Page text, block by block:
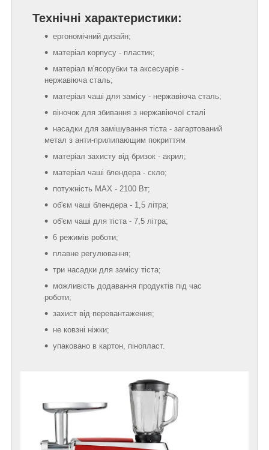
Технічні характеристики:
ергономічний дизайн;
матеріал корпусу - пластик;
матеріал м'ясорубки та аксесуарів -
нержавіюча сталь;
матеріал чаші для замісу - нержавіюча сталь;
віночок для збивання з нержавіючої сталі
насадки для замішування тіста - загартований
метал з анти-прилипающим покриттям
матеріал захисту від бризок - акрил;
матеріал чаші блендера - скло;
потужність MAX - 2100 Вт;
об'єм чаші блендера - 1,5 літра;
об'єм чаші для тіста - 7,5 літра;
6 режимів роботи;
плавне регулювання;
три насадки для замісу тіста;
можливість додавання продуктів під час
роботи;
захист від перевантаження;
не ковзні ніжки;
упаковано в картон, пінопласт.